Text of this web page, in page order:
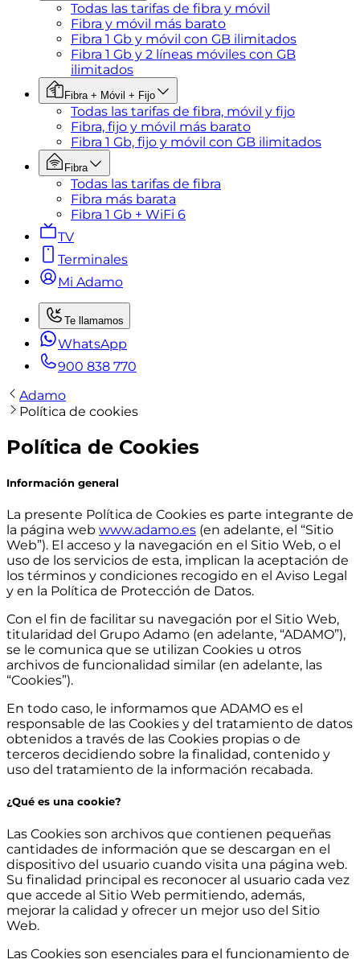
Todas las tarifas de fibra y móvil
Fibra y móvil más barato
Fibra 1 Gb y móvil con GB ilimitados
Fibra 1 Gb y 2 líneas móviles con GB
ilimitados
Fibra + Móvil + Fijo
Todas las tarifas de fibra, móvil y fijo
Fibra, fijo y móvil más barato
Fibra 1 Gb, fijo y móvil con GB ilimitados
Fibra
Todas las tarifas de fibra
Fibra más barata
Fibra 1 Gb + WiFi 6
TV
Terminales
Mi Adamo
Te llamamos
WhatsApp
900 838 770
Adamo
Política de cookies
Política de Cookies
Información general
La presente Política de Cookies es parte integrante de
la página web www.adamo.es (en adelante, el “Sitio
Web”). El acceso y la navegación en el Sitio Web, o el
uso de los servicios de esta, implican la aceptación de
los términos y condiciones recogido en el Aviso Legal
y en la Política de Protección de Datos.
Con el fin de facilitar su navegación por el Sitio Web,
titularidad del Grupo Adamo (en adelante, “ADAMO”),
se le comunica que se utilizan Cookies u otros
archivos de funcionalidad similar (en adelante, las
“Cookies”).
En todo caso, le informamos que ADAMO es el
responsable de las Cookies y del tratamiento de datos
obtenidos a través de las Cookies propias o de
terceros decidiendo sobre la finalidad, contenido y
uso del tratamiento de la información recabada.
¿Qué es una cookie?
Las Cookies son archivos que contienen pequeñas
cantidades de información que se descargan en el
dispositivo del usuario cuando visita una página web.
Su finalidad principal es reconocer al usuario cada vez
que accede al Sitio Web permitiendo, además,
mejorar la calidad y ofrecer un mejor uso del Sitio
Web.
Las Cookies son esenciales para el funcionamiento de